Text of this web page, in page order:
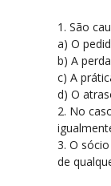
1. São
a) O
b) A
c) A
d) O
2. No
3. O
de